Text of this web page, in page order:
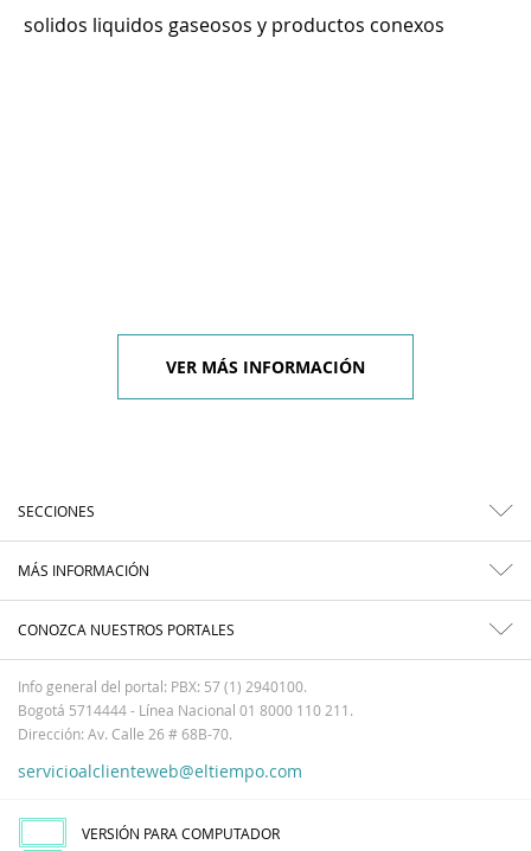
solidos liquidos gaseosos y productos conexos
VER MÁS INFORMACIÓN
SECCIONES
MÁS INFORMACIÓN
CONOZCA NUESTROS PORTALES
Info general del portal: PBX: 57 (1) 2940100.
Bogotá 5714444 - Línea Nacional 01 8000 110 211.
Dirección: Av. Calle 26 # 68B-70.
servicioalclienteweb@eltiempo.com
VERSIÓN PARA COMPUTADOR